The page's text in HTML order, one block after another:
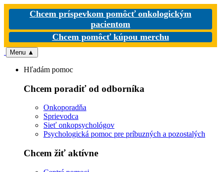
Chcem príspevkom pomôcť onkologickým
pacientom
Chcem pomôcť kúpou merchu
Menu ▲
Hľadám pomoc
Chcem poradiť od odborníka
Onkoporadňa
Sprievodca
Sieť onkopsychológov
Psychologická pomoc pre príbuzných a pozostalých
Chcem žiť aktívne